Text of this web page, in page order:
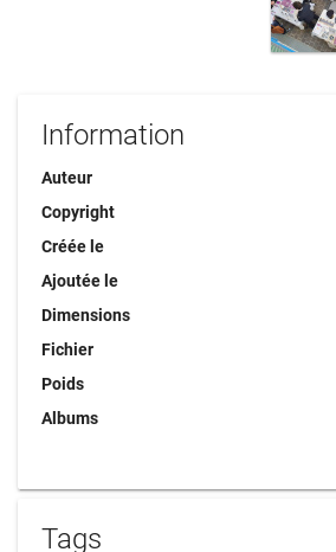
Information
Auteur
Copyright
Créée le
Ajoutée le
Dimensions
Fichier
Poids
Albums
Tags